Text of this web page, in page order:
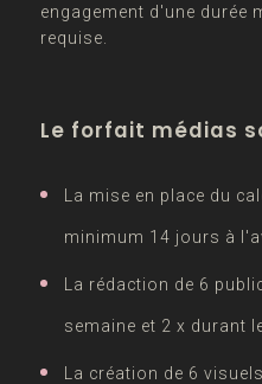
engagement d'une durée
requise.
Le forfait médias
La mise en place du
minimum 14 jours à
La rédaction de 6
semaine et 2 x durant
La création de 6